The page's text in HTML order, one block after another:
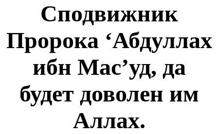
Сподвижник
Пророка ‘Абдуллах
ибн Мас’уд, да
будет доволен им
Аллах.